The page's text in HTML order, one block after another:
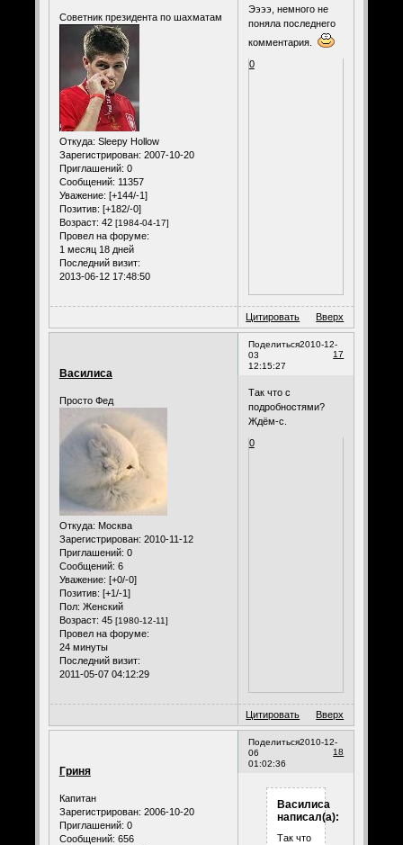
Советник президента по шахматам
Откуда: Sleepy Hollow
Зарегистрирован: 2007-10-20
Приглашений: 0
Сообщений: 11357
Уважение: [+144/-1]
Позитив: [+182/-0]
Возраст: 42 [1984-04-17]
Провел на форуме:
1 месяц 18 дней
Последний визит:
2013-06-12 17:48:50
Ээээ, немного не
поняла последнего
комментария.
0
Цитировать Вверх
Поделиться
17
2010-12-
03
12:15:27
Василиса
Просто Фед
Откуда: Москва
Зарегистрирован: 2010-11-12
Приглашений: 0
Сообщений: 6
Уважение: [+0/-0]
Позитив: [+1/-1]
Пол: Женский
Возраст: 45 [1980-12-11]
Провел на форуме:
24 минуты
Последний визит:
2011-05-07 04:12:29
Так что с
подробностями?
Ждём-с.
0
Цитировать Вверх
Поделиться
18
2010-12-
06
01:02:36
Гриня
Капитан
Зарегистрирован: 2006-10-20
Приглашений: 0
Сообщений: 656
Василиса
написал(а):
Так что